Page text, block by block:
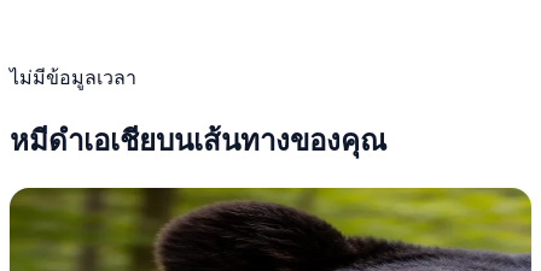
ไม่มีข้อมูลเวลา
หมีดำเอเชียบนเส้นทางของคุณ